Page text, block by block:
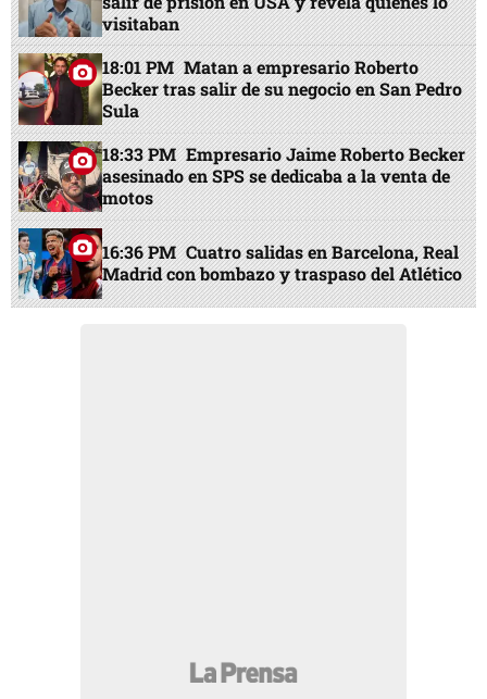
visitaban
18:01 PM Matan a empresario Roberto
Becker tras salir de su negocio en San Pedro
Sula
18:33 PM Empresario Jaime Roberto Becker
asesinado en SPS se dedicaba a la venta de
motos
16:36 PM Cuatro salidas en Barcelona, Real
Madrid con bombazo y traspaso del Atlético